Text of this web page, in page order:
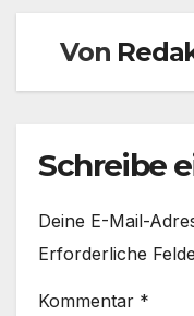
Von
Schreibe
Deine E-Mail-
Erforderliche
Kommentar *